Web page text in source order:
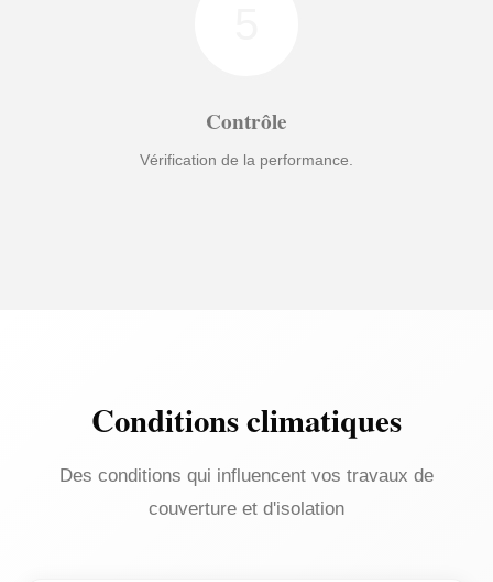
Contrôle
Vérification de la performance.
Conditions climatiques
Des conditions qui influencent vos travaux de
couverture et d'isolation